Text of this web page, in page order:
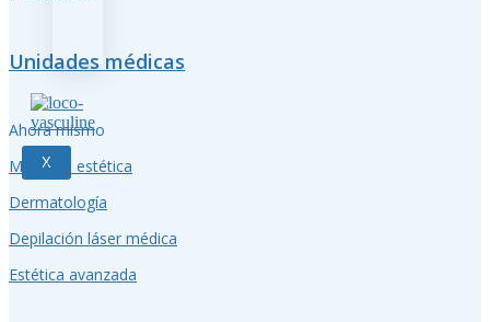
X
Unidades médicas
Ahora mismo
Medicina estética
Dermatología
Depilación láser médica
Estética avanzada